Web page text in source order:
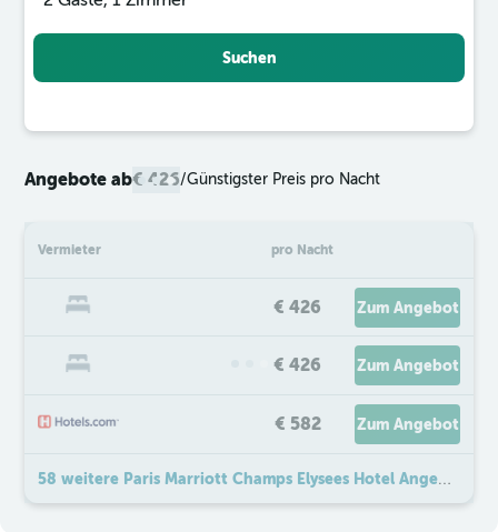
Suchen
Angebote ab€ 426/Günstigster Preis pro Nacht
Vermieter pro Nacht
€ 426 Zum Angebot
€ 426 Zum Angebot
€ 582 Zum Angebot
58 weitere Paris Marriott Champs Elysees Hotel Angebote